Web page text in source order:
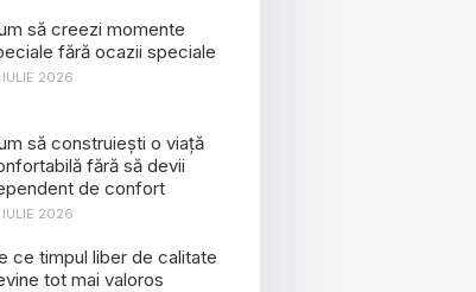
să creezi momente
fără ocazii speciale
IULIE 2026
să construiești o viață
fără să devii
de confort
IULIE 2026
ce timpul liber de calitate
tot mai valoros